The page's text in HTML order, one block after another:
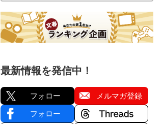
最新情報を発信中！
フォロー メルマガ登録
フォロー